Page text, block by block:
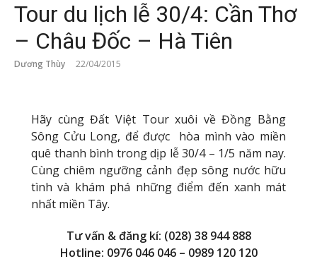
Tour du lịch lễ 30/4: Cần Thơ
– Châu Đốc – Hà Tiên
Dương Thùy 22/04/2015
Hãy cùng Đất Việt Tour xuôi về Đồng Bằng
Sông Cửu Long, để được hòa mình vào miền
quê thanh bình trong dịp lễ 30/4 – 1/5 năm nay.
Cùng chiêm ngưỡng cảnh đẹp sông nước hữu
tình và khám phá những điểm đến xanh mát
nhất miền Tây.
Tư vấn & đăng kí: (028) 38 944 888
Hotline: 0976 046 046 – 0989 120 120